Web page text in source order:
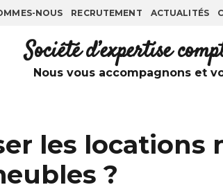
NOUS RECRUTEMENT ACTUALITÉS
Société d’expertise
Nous vous accompagnons et
les locations
?